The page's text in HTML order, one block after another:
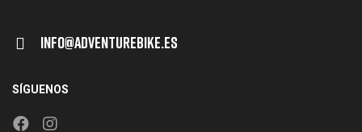
Info@adventurebike.es
SÍGUENOS